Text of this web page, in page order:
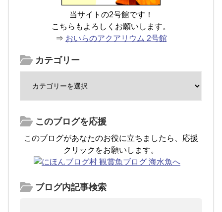
当サイトの2号館です！
こちらもよろしくお願いします。
⇒ おいらのアクアリウム 2号館
カテゴリー
このブログを応援
このブログがあなたのお役に立ちましたら、応援
クリックをお願いします。
ブログ内記事検索